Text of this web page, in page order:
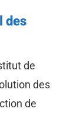
des
de
des
de